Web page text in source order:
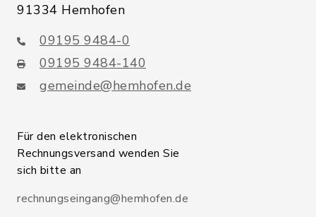
91334 Hemhofen
09195 9484-0
09195 9484-140
gemeinde@hemhofen.de
Für den elektronischen
Rechnungsversand wenden Sie
sich bitte an
rechnungseingang@hemhofen.de